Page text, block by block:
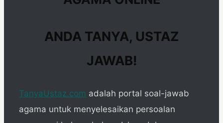
ANDA TANYA, USTAZ
JAWAB!
TanyaUstaz.com adalah portal soal-jawab
agama untuk menyelesaikan persoalan